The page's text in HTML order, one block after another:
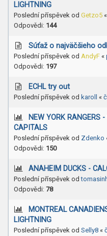
LIGHTNING
Poslední příspěvek od Getzo5 «
Odpovědi: 144
Súťaž o najväčšieho
Poslední příspěvek od AndyF «
Odpovědi: 197
ECHL try out
Poslední příspěvek od karoll «
NEW YORK RANGERS
CAPITALS
Poslední příspěvek od Zdenko
Odpovědi: 150
ANAHEIM DUCKS -
Poslední příspěvek od
Odpovědi: 78
MONTREAL
LIGHTNING
Poslední příspěvek od Selly8 «